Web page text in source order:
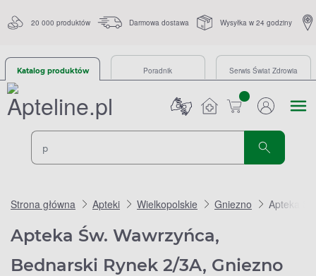
20 000 produktów Darmowa dostawa Wysyłka w 24 godziny
Katalog produktów Poradnik Serwis Świat Zdrowia
sztuk
Strona główna Apteki Wielkopolskie Gniezno Apteka
Apteka Św. Wawrzyńca,
Bednarski Rynek 2/3A, Gniezno